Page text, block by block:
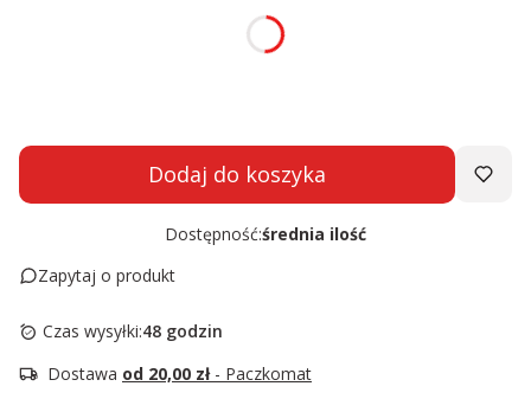
Poszczególne warianty mogą różnić się ceną
Dodaj do koszyka
Dostępność:średnia ilość
Zapytaj o produkt
Czas wysyłki:48 godzin
Dostawa od 20,00 zł - Paczkomat